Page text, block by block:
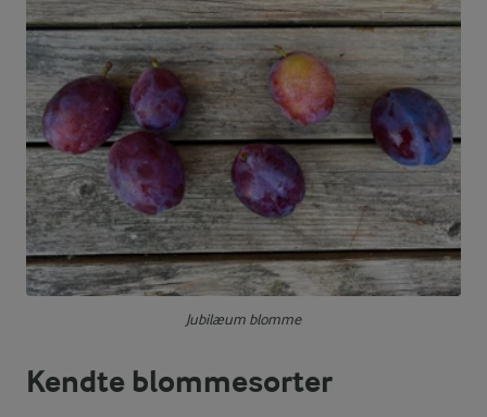
Jubilæum blomme
Kendte blommesorter